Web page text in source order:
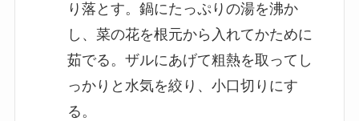
り落とす。鍋にたっぷりの湯を沸か
し、菜の花を根元から入れてかために
茹でる。ザルにあげて粗熱を取ってし
っかりと水気を絞り、小口切りにす
る。